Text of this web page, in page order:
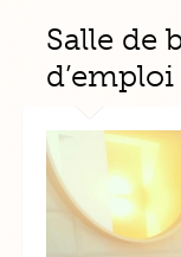
Salle de
d’emploi